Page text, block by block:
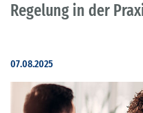
Regelung in der
07.08.2025